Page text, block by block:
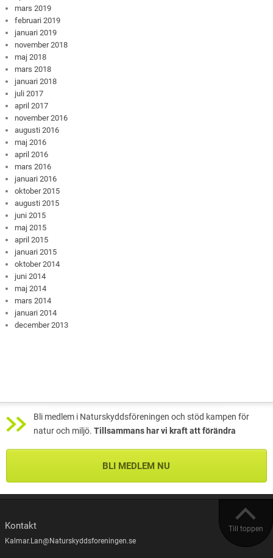
mars 2019
februari 2019
januari 2019
november 2018
maj 2018
mars 2018
januari 2018
juli 2017
april 2017
november 2016
augusti 2016
maj 2016
april 2016
mars 2016
januari 2016
oktober 2015
augusti 2015
juni 2015
maj 2015
april 2015
januari 2015
oktober 2014
juni 2014
maj 2014
mars 2014
januari 2014
december 2013
Bli medlem i Naturskyddsföreningen och stöd kampen för
natur och miljö. Tillsammans har vi kraft att förändra
BLI MEDLEM NU
Till toppen
Kontakt
Kalmar.Lan@Naturskyddsforeningen.se